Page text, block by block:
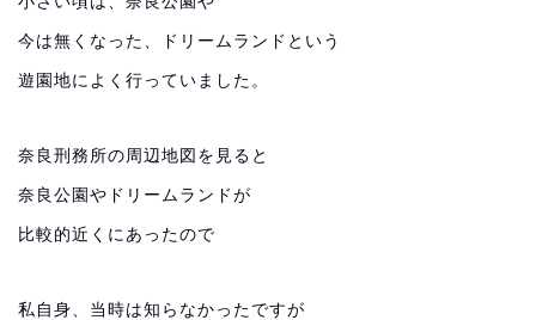
今は無くなった、ドリームランドという
遊園地によく行っていました。
奈良刑務所の周辺地図を見ると
奈良公園やドリームランドが
比較的近くにあったので
私自身、当時は知らなかったですが